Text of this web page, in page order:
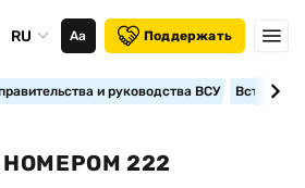
RU Аа Поддержать
и руководства ВСУ
222